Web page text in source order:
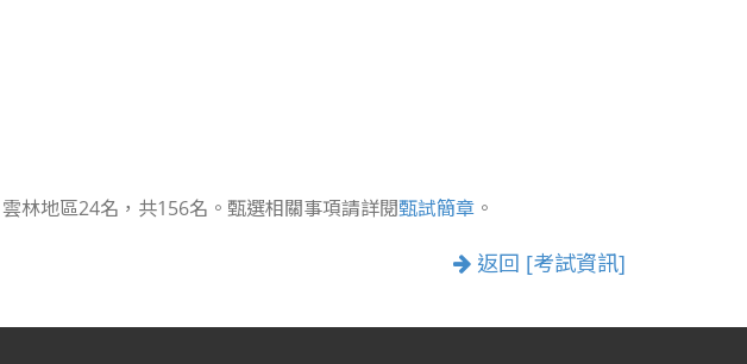
林地區24名，共156名。甄選相關事項請詳閱甄試簡章 。
返回 [考試資訊]